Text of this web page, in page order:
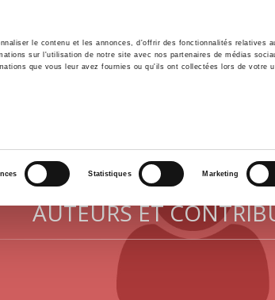
le contenu et les annonces, d'offrir des fonctionnalités relatives
sur l'utilisation de notre site avec nos partenaires de médias
que vous leur avez fournies ou qu'ils ont collectées lors de votre
Statistiques Marketing
Environnement Histoire
AUTEURS ET